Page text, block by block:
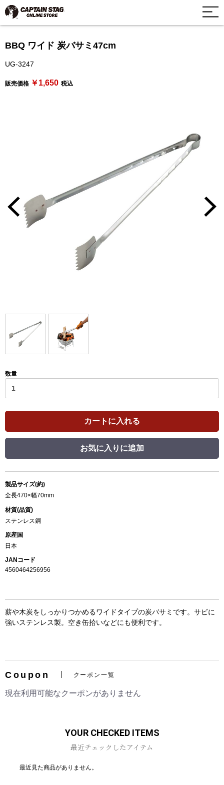
BBQ ワイド 炭バサミ47cm
UG-3247
販売価格 ￥1,650 税込
数量
カートに入れる
お気に入りに追加
製品サイズ(約)
全長470×幅70mm
材質(品質)
ステンレス鋼
原産国
日本
JANコード
4560464256956
薪や木炭をしっかりつかめるワイドタイプの炭バサミです。サビに
強いステンレス製。空き缶拾いなどにも便利です。
Coupon クーポン一覧
現在利用可能なクーポンがありません
YOUR CHECKED ITEMS
最近チェックしたアイテム
最近見た商品がありません。